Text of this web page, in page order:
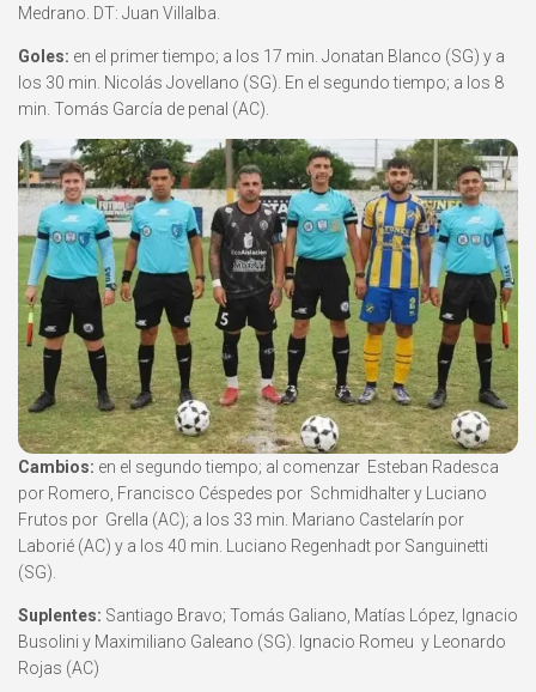
Medrano. DT: Juan Villalba.
Goles: en el primer tiempo; a los 17 min. Jonatan Blanco (SG) y a
los 30 min. Nicolás Jovellano (SG). En el segundo tiempo; a los 8
min. Tomás García de penal (AC).
Cambios: en el segundo tiempo; al comenzar Esteban Radesca
por Romero, Francisco Céspedes por Schmidhalter y Luciano
Frutos por Grella (AC); a los 33 min. Mariano Castelarín por
Laborié (AC) y a los 40 min. Luciano Regenhadt por Sanguinetti
(SG).
Suplentes: Santiago Bravo; Tomás Galiano, Matías López, Ignacio
Busolini y Maximiliano Galeano (SG). Ignacio Romeu y Leonardo
Rojas (AC)